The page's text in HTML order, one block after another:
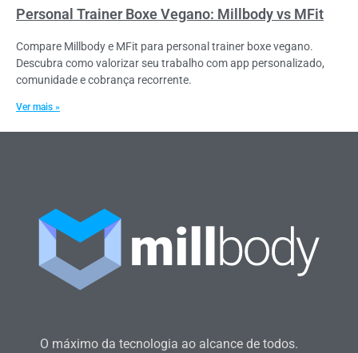
Personal Trainer Boxe Vegano: Millbody vs MFit
Compare Millbody e MFit para personal trainer boxe vegano.
Descubra como valorizar seu trabalho com app personalizado,
comunidade e cobrança recorrente.
Ver mais »
O máximo da tecnologia ao alcance de todos.